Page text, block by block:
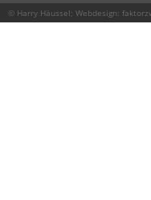
© Harry Häussel; Webdesign: